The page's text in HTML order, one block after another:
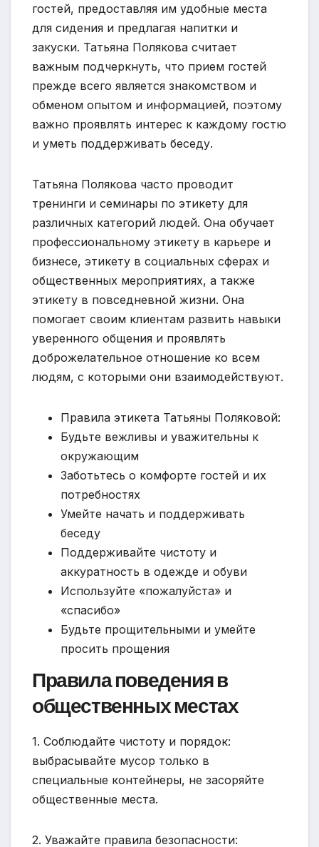
гостей, предоставляя им удобные места
для сидения и предлагая напитки и
закуски. Татьяна Полякова считает
важным подчеркнуть, что прием гостей
прежде всего является знакомством и
обменом опытом и информацией, поэтому
важно проявлять интерес к каждому гостю
и уметь поддерживать беседу.
Татьяна Полякова часто проводит
тренинги и семинары по этикету для
различных категорий людей. Она обучает
профессиональному этикету в карьере и
бизнесе, этикету в социальных сферах и
общественных мероприятиях, а также
этикету в повседневной жизни. Она
помогает своим клиентам развить навыки
уверенного общения и проявлять
доброжелательное отношение ко всем
людям, с которыми они взаимодействуют.
Правила этикета Татьяны Поляковой:
Будьте вежливы и уважительны к
окружающим
Заботьтесь о комфорте гостей и их
потребностях
Умейте начать и поддерживать
беседу
Поддерживайте чистоту и
аккуратность в одежде и обуви
Используйте «пожалуйста» и
«спасибо»
Будьте прощительными и умейте
просить прощения
Правила поведения в
общественных местах
1. Соблюдайте чистоту и порядок:
выбрасывайте мусор только в
специальные контейнеры, не засоряйте
общественные места.
2. Уважайте правила безопасности: